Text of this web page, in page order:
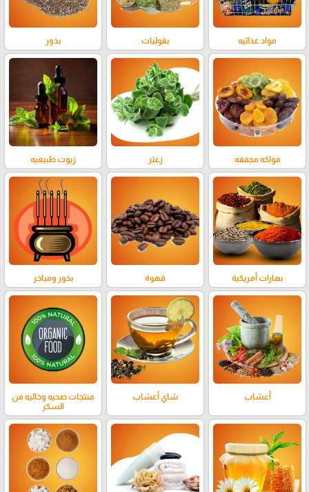
مواد غذائيه بقوليات بذور
فواكه مجففه زعتر زيوت طبيعيه
بهارات أمريكية قهوة بخور ومباخر
أعشاب شاي أعشاب
منتجات صحيه وخاليه من
السكر